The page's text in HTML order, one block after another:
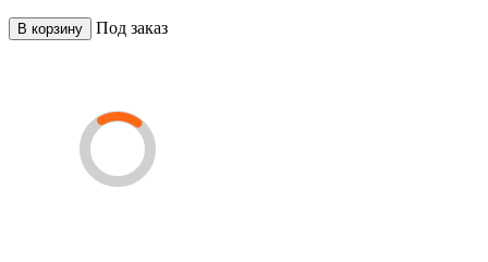
В корзину Под заказ